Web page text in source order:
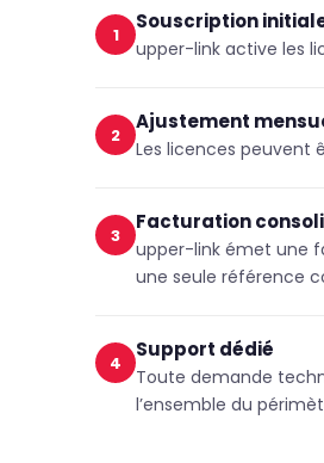
1
Souscription
upper-link active les
2
Ajustement
Les licences peuvent
3
Facturation
upper-link émet une
une seule référence
4
Support dédié
Toute demande
l’ensemble du